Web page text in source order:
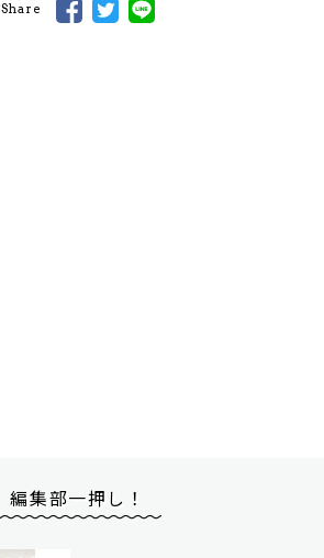
Share
編集部一押し！